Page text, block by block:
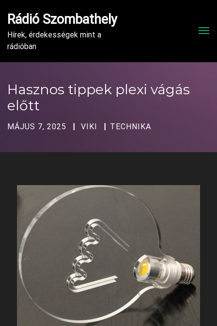
Rádió Szombathely
Hírek, érdekességek mint a
rádióban
Hasznos tippek plexi vágás
előtt
MÁJUS 7, 2025 VIKI TECHNIKA